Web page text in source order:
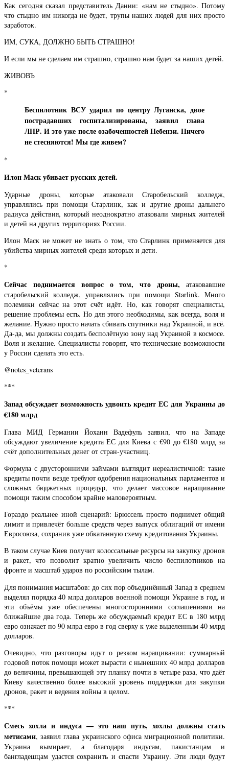
Как сегодня сказал представитель Дании: «нам не стыдно». Потому
что стыдно им никогда не будет, трупы наших людей для них просто
заработок.
ИМ, СУКА, ДОЛЖНО БЫТЬ СТРАШНО!
И если мы не сделаем им страшно, страшно нам будет за наших детей.
ЖИВОВЪ
*
Беспилотник ВСУ ударил по центру Луганска, двое
пострадавших госпитализированы, заявил глава
ЛНР. И это уже после озабоченностей Небензи. Ничего
не стесняются! Мы где живем?
*
Илон Маск убивает русских детей.
Ударные дроны, которые атаковали Старобельский колледж,
управлялись при помощи Старлинк, как и другие дроны дальнего
радиуса действия, который неоднократно атаковали мирных жителей
и детей на других территориях России.
Илон Маск не может не знать о том, что Старлинк применяется для
убийства мирных жителей среди которых и дети.
*
Сейчас поднимается вопрос о том, что дроны, атаковавшие
старобельский колледж, управлялись при помощи Starlink. Много
полемики сейчас на этот счёт идёт. Но, как говорят специалисты,
решение проблемы есть. Но для этого необходимы, как всегда, воля и
желание. Нужно просто начать сбивать спутники над Украиной, и всё.
Да-да, мы должны создать бесполётную зону над Украиной в космосе.
Воля и желание. Специалисты говорят, что технические возможности
у России сделать это есть.
@notes_veterans
***
Запад обсуждает возможность удвоить кредит ЕС для Украины до
€180 млрд
Глава МИД Германии Йоханн Вадефуль заявил, что на Западе
обсуждают увеличение кредита ЕС для Киева с €90 до €180 млрд за
счёт дополнительных денег от стран‑участниц.
Формула с двусторонними займами выглядит нереалистичной: такие
кредиты почти везде требуют одобрения национальных парламентов и
сложных бюджетных процедур, что делает массовое наращивание
помощи таким способом крайне маловероятным.
Гораздо реальнее иной сценарий: Брюссель просто поднимет общий
лимит и привлечёт больше средств через выпуск облигаций от имени
Евросоюза, сохранив уже обкатанную схему кредитования Украины.
В таком случае Киев получит колоссальные ресурсы на закупку дронов
и ракет, что позволит кратно увеличить число беспилотников на
фронте и масштаб ударов по российским тылам.
Для понимания масштабов: до сих пор объединённый Запад в среднем
выделял порядка 40 млрд долларов военной помощи Украине в год, и
эти объёмы уже обеспечены многосторонними соглашениями на
ближайшие два года. Теперь же обсуждаемый кредит ЕС в 180 млрд
евро означает по 90 млрд евро в год сверху к уже выделенным 40 млрд
долларов.
Очевидно, что разговоры идут о резком наращивании: суммарный
годовой поток помощи может вырасти с нынешних 40 млрд долларов
до величины, превышающей эту планку почти в четыре раза, что даёт
Киеву качественно более высокий уровень поддержки для закупки
дронов, ракет и ведения войны в целом.
***
Смесь хохла и индуса — это наш путь, хохлы должны стать
метисами, заявил глава украинского офиса миграционной политики.
Украина вымирает, а благодаря индусам, пакистанцам и
бангладешцам удастся сохранить и спасти Украину. Эти люди будут